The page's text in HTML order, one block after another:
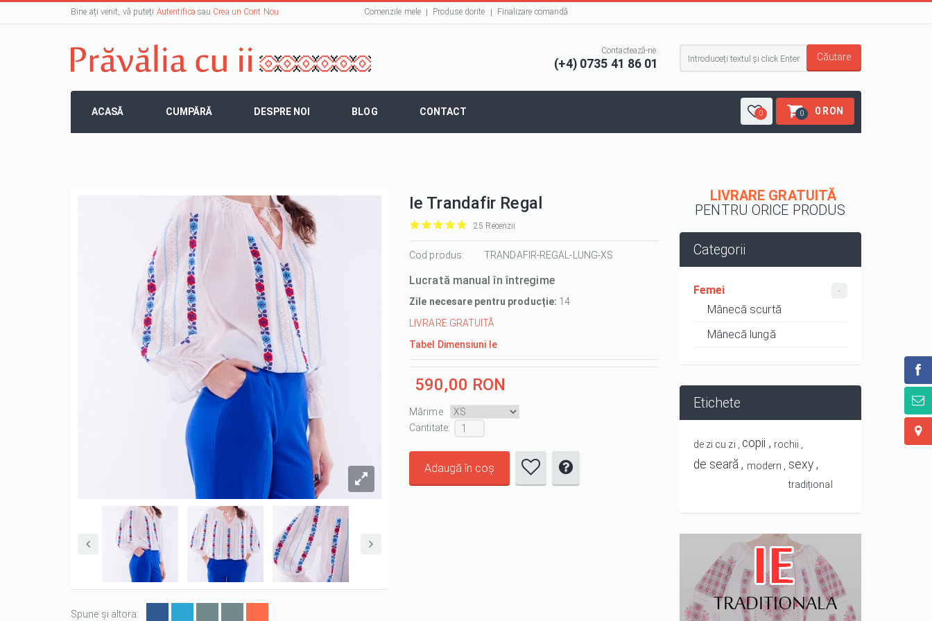
Bine ați venit, vă puteți Autentifica sau Crea un Cont Nou Comenzile mele Produse dorite Finalizare comandă
Contactează-ne:
(+4) 0735 41 86 01
Formular de căutare
ACASĂ CUMPĂRĂ DESPRE NOI BLOG CONTACT 0 0 0 RON
Ie Trandafir Regal
it
1/5
it
2/5
it
3/5
it
4/5
it
5/5
25 Recenzii
Cod produs: TRANDAFIR-REGAL-LUNG-XS
Lucrată manual în întregime
Zile necesare pentru producție: 14
LIVRARE GRATUITĂ
Tabel Dimensiuni Ie
590,00 RON
Mărime
Cantitate :
Spune și altora:
LIVRARE GRATUITĂ
PENTRU ORICE PRODUS
Categorii
Femei
Mânecă scurtă
Mânecă lungă
Etichete
de zi cu zi copii rochii
de seară modern sexy
tradițional